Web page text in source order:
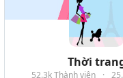
Thời
52.3k Thành viên ·